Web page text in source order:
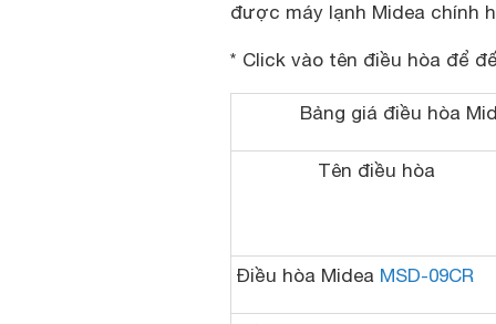
được máy lạnh Midea chính
* Click vào tên điều hòa để
Bảng giá điều hòa
Tên điều hòa
Điều hòa Midea MSD-09CR